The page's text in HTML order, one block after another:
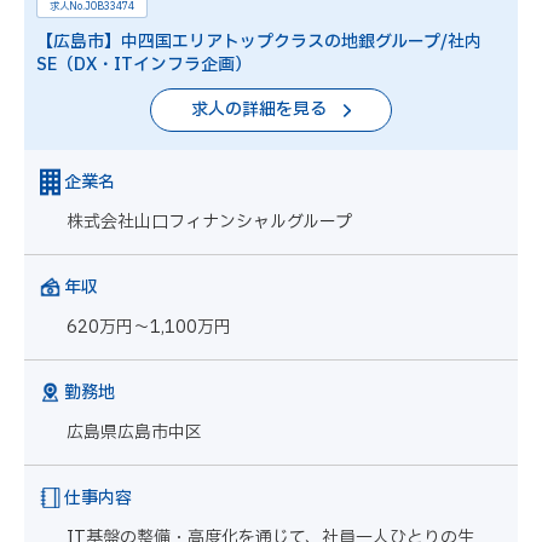
求人No.JOB33474
【広島市】中四国エリアトップクラスの地銀グループ/社内
SE（DX・ITインフラ企画）
求人の詳細を見る
企業名
株式会社山口フィナンシャルグループ
年収
620万円～1,100万円
勤務地
広島県広島市中区
仕事内容